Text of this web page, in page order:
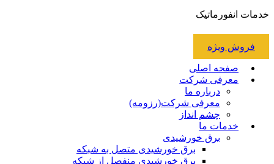
خدمات انفورماتیک
فروش ویژه
صفحه اصلی
معرفی شرکت
درباره ما
معرفی شرکت(رزومه)
چشم انداز
خدمات ما
برق خورشیدی
برق خورشیدی متصل به شبکه
برق خورشیدی منفصل از شبکه